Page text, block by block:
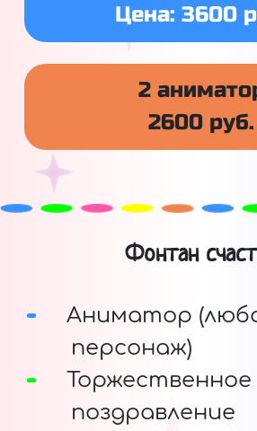
Цена: 3600
2
2600 руб.
Фонтан
Аниматор
персонаж)
Торжественное
поздравление